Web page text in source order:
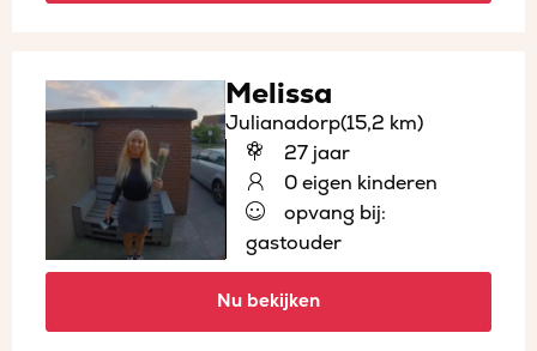
Melissa
Julianadorp(15,2 km)
27 jaar
0 eigen kinderen
opvang bij:
gastouder
Nu bekijken